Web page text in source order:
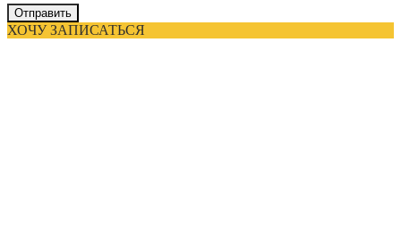
Отправить
ХОЧУ ЗАПИСАТЬСЯ